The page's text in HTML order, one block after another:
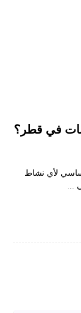
في قطر؟
لأي نشاط
...